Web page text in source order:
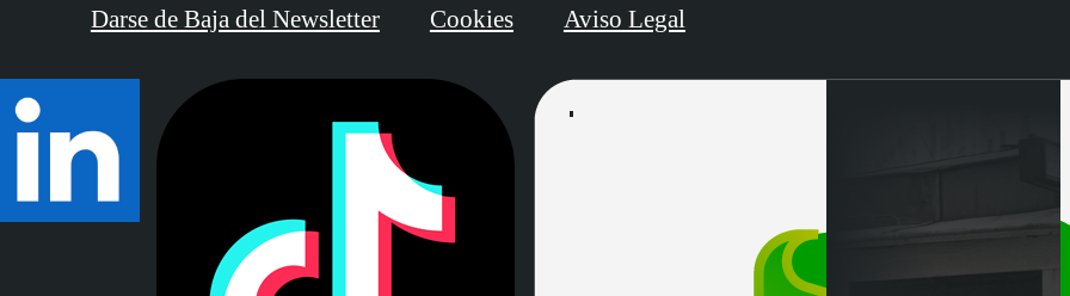
Darse de Baja del Newsletter Cookies Aviso Legal